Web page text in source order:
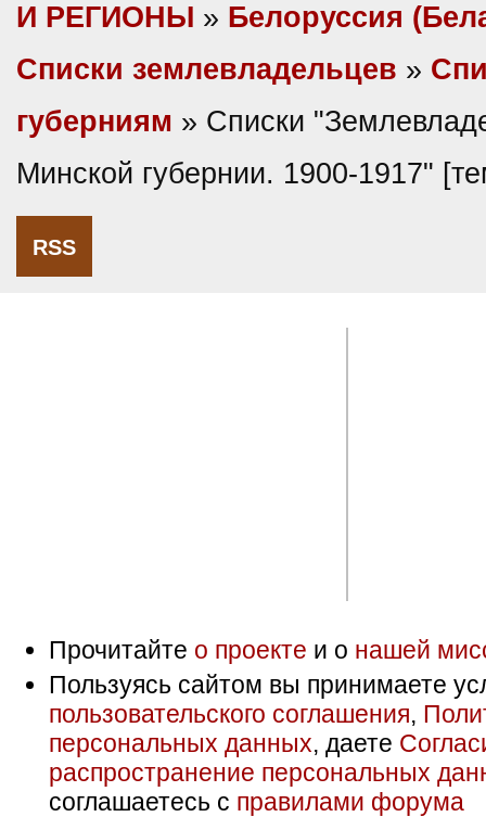
И РЕГИОНЫ » Белоруссия
Списки землевладельцев »
губерниям » Списки
Минской губернии. 1900-1917"
RSS
Прочитайте о проекте и о нашей
Пользуясь сайтом вы принимаете
пользовательского соглашения,
персональных данных, даете
распространение персональных
соглашаетесь с правилами форума